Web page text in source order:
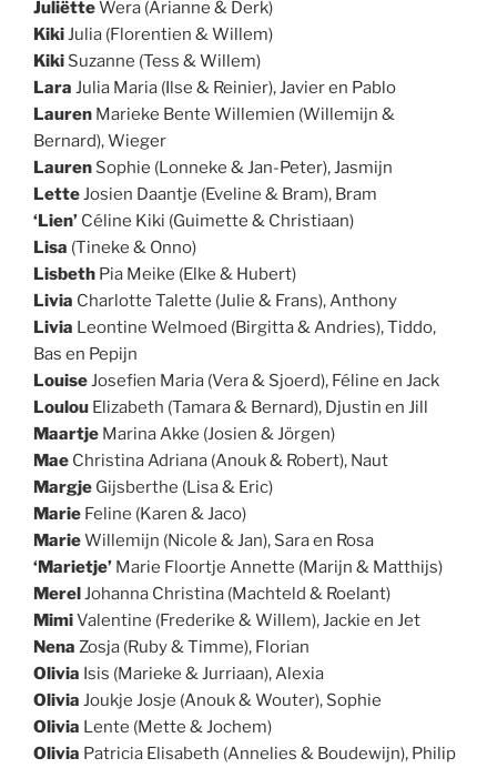
JuliëtteWera (Arianne & Derk)
Kiki Julia (Florentien & Willem)
Kiki Suzanne (Tess & Willem)
Lara Julia Maria (Ilse & Reinier), Javier en Pablo
Lauren Marieke Bente Willemien (Willemijn &
Bernard), Wieger
Lauren Sophie (Lonneke & Jan-Peter), Jasmijn
Lette Josien Daantje (Eveline & Bram), Bram
‘Lien’ Céline Kiki (Guimette & Christiaan)
Lisa (Tineke & Onno)
Lisbeth Pia Meike (Elke & Hubert)
Livia Charlotte Talette (Julie & Frans), Anthony
Livia Leontine Welmoed (Birgitta & Andries), Tiddo,
Bas en Pepijn
Louise Josefien Maria (Vera & Sjoerd), Féline en Jack
Loulou Elizabeth (Tamara & Bernard), Djustin en Jill
Maartje Marina Akke (Josien & Jörgen)
Mae Christina Adriana (Anouk & Robert), Naut
Margje Gijsberthe (Lisa & Eric)
Marie Feline (Karen & Jaco)
MarieWillemijn (Nicole & Jan), Sara en Rosa
‘Marietje’ Marie Floortje Annette (Marijn & Matthijs)
Merel Johanna Christina (Machteld & Roelant)
MimiValentine (Frederike & Willem), Jackie en Jet
Nena Zosja (Ruby & Timme), Florian
Olivia Isis (Marieke & Jurriaan), Alexia
Olivia Joukje Josje (Anouk & Wouter), Sophie
Olivia Lente (Mette & Jochem)
Olivia Patricia Elisabeth (Annelies & Boudewijn), Philip